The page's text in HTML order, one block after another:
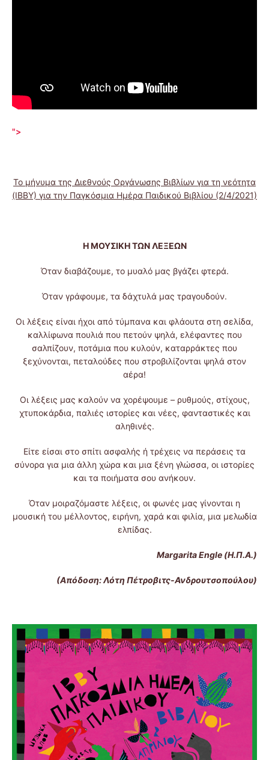
">
Το μήνυμα της Διεθνούς Οργάνωσης Βιβλίων για τη νεότητα
(ΙΒΒΥ) για την Παγκόσμια Ημέρα Παιδικού Βιβλίου (2/4/2021)
Η ΜΟΥΣΙΚΗ ΤΩΝ ΛΕΞΕΩΝ
Όταν διαβάζουμε, το μυαλό μας βγάζει φτερά.
Όταν γράφουμε, τα δάχτυλά μας τραγουδούν.
Οι λέξεις είναι ήχοι από τύμπανα και φλάουτα στη σελίδα,
καλλίφωνα πουλιά που πετούν ψηλά, ελέφαντες που
σαλπίζουν, ποτάμια που κυλούν, καταρράκτες που
ξεχύνονται, πεταλούδες που στροβιλίζονται ψηλά στον
αέρα!
Οι λέξεις μας καλούν να χορέψουμε – ρυθμούς, στίχους,
χτυποκάρδια, παλιές ιστορίες και νέες, φανταστικές και
αληθινές.
Είτε είσαι στο σπίτι ασφαλής ή τρέχεις να περάσεις τα
σύνορα για μια άλλη χώρα και μια ξένη γλώσσα, οι ιστορίες
και τα ποιήματα σου ανήκουν.
Όταν μοιραζόμαστε λέξεις, οι φωνές μας γίνονται η
μουσική του μέλλοντος, ειρήνη, χαρά και φιλία, μια μελωδία
ελπίδας.
Margarita Engle (Η.Π.Α.)
(Απόδοση: Λότη Πέτροβιτς-Ανδρουτσοπούλου)